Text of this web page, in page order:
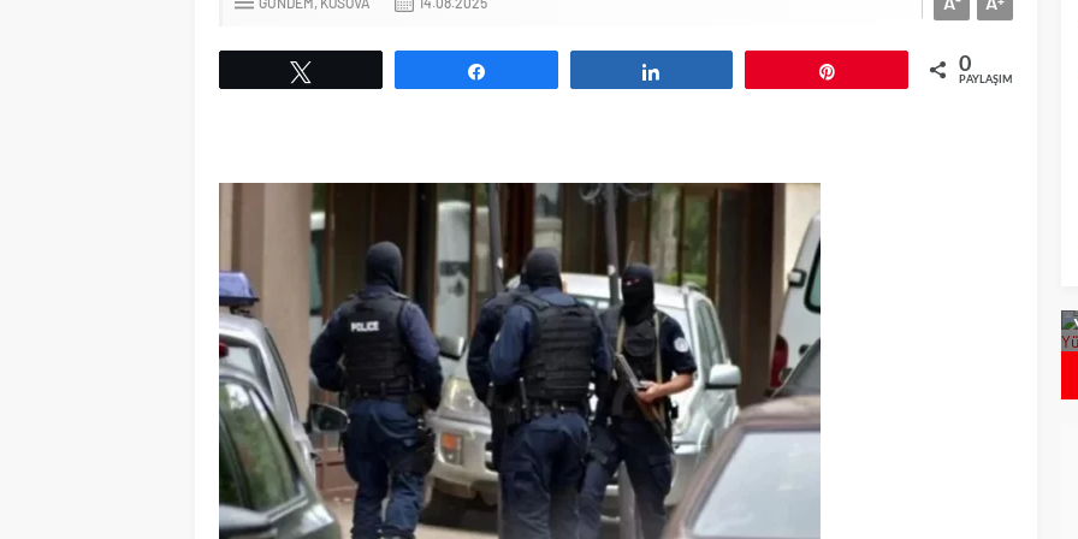
0
PAYLAŞIMLAR
Bulgaristan`da Omicron`dan Daha Hızlı
Yayılan Yeni Varyant Tespit Edildi
Bulgaristan`da Covid Vakalarında Artış
Yürürlükten